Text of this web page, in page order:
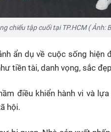
chiếu tập cuối tại TP.HCM ( Ảnh:
ẩn dụ về cuộc sống hiện
tiền tài, danh vọng, sắc
điều khiển hành vi và
hội.